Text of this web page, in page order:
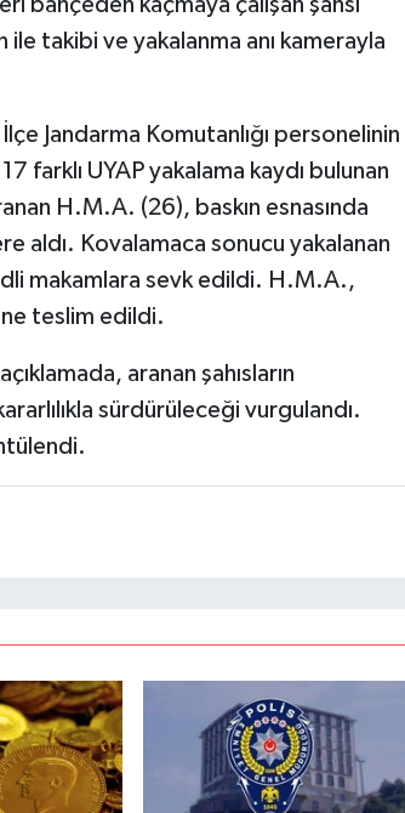
bahçeden kaçmaya çalışan şahsı
takibi ve yakalanma anı kamerayla
İlçe Jandarma Komutanlığı personelinin
farklı UYAP yakalama kaydı bulunan
H.M.A. (26), baskın esnasında
aldı. Kovalamaca sonucu yakalanan
makamlara sevk edildi. H.M.A.,
teslim edildi.
aranan şahısların
sürdürüleceği vurgulandı.